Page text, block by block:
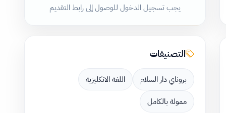
يجب تسجيل الدخول للوصول إلى رابط التقديم
التصنيفات
بروناي دار السلام
اللغة الانكليزية
ممولة بالكامل